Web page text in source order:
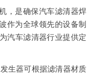
，是确保汽车滤清器焊
作为全球领先的设备制
汽车滤清器行业提供定
生器可根据滤清器材质